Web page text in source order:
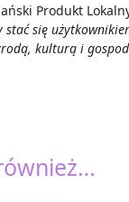
Produkt
stać się
kulturą i